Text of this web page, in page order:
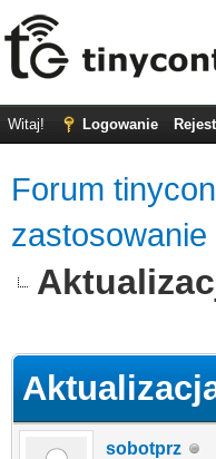
Witaj! Logowanie
Forum
zastosowanie
sobotprz